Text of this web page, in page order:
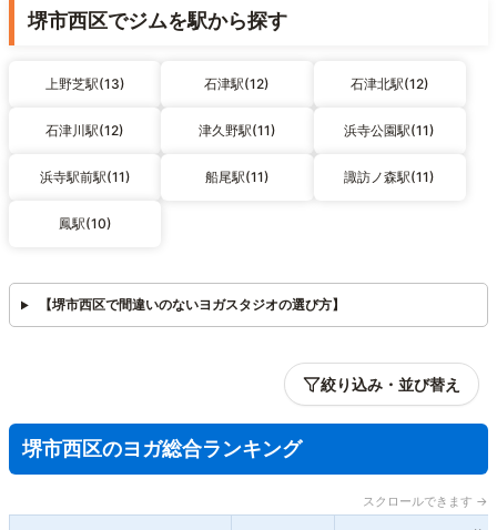
堺市西区でジムを駅から探す
上野芝駅(13) 石津駅(12) 石津北駅(12)
石津川駅(12) 津久野駅(11) 浜寺公園駅(11)
浜寺駅前駅(11) 船尾駅(11) 諏訪ノ森駅(11)
鳳駅(10)
【堺市西区で間違いのないヨガスタジオの選び方】
絞り込み・並び替え
堺市西区のヨガ総合ランキング
スクロールできます →